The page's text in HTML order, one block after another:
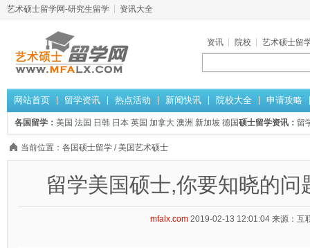
艺术硕士留学网-研究生留学 资讯大全
资讯 院校 艺术硕士留
网站首页 留学资讯 热点活动 新闻快讯 院校大全 申请攻略
各国留学： 美国 法国 日韩 日本 英国 加拿大 澳洲 新加坡 德国硕士留学资讯： 留
当前位置： 各国硕士留学 /美国艺术硕士
留学美国硕士,你要知晓的问
mfalx.com 2019-02-13 12:01:04 来源：互